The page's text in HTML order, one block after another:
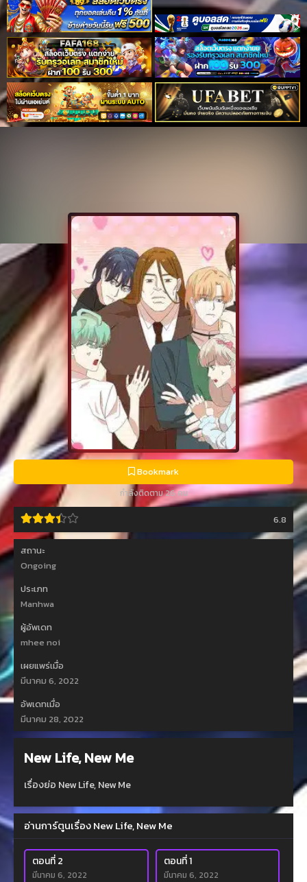
Bookmark
กำลังติดตาม 26 คน
6.8
สถานะ
Ongoing
ประเภท
Manhwa
ผู้อัพเดท
mhee noi
เผยแพร่เมื่อ
มีนาคม 6, 2022
อัพเดทเมื่อ
มีนาคม 28, 2022
New Life, New Me
เรื่องย่อ New Life, New Me
อ่านการ์ตูนเรื่อง New Life, New Me
ตอนที่ 2
มีนาคม 6, 2022
ตอนที่ 1
มีนาคม 6, 2022